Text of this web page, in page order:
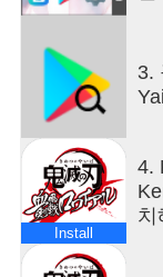
3.
Install
4.
치